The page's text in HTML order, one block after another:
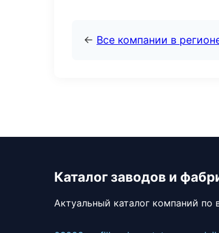
← Все компании в
Каталог заводов и
Актуальный каталог компаний по